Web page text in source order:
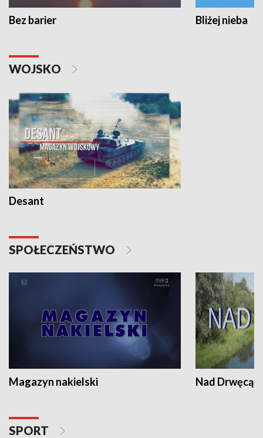
Bez barier Bliżej nieba
WOJSKO
Desant
SPOŁECZEŃSTWO
Magazyn nakielski Nad Drwęcą
SPORT